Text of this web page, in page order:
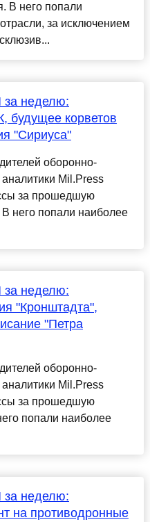
В него попали
за исключением
неделю:
будущее корветов
"Сириуса"
оборонно-
Mil.Press
за прошедшую
него попали наиболее
неделю:
"Кронштадта",
"Петра
оборонно-
Mil.Press
за прошедшую
попали наиболее
неделю:
на противодронные